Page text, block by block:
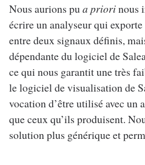
Nous aurions pu a priorinous
écrire un analyseur qui
entre deux signaux définis,
dépendante du logiciel de
ce qui nous garantit une très
le logiciel de visualisation de
vocation d’être utilisé avec un
que ceux qu’ils produisent.
solution plus générique et